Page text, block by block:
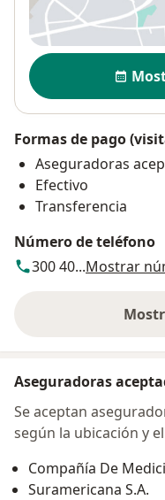
Disponibilidad
Formas de pago
Aseguradoras
Efectivo
Transferencia
Número de teléfono
300 40...Mostrar
Aseguradoras
Se aceptan
según la ubicación y
Compañía De
Suramericana S.A.